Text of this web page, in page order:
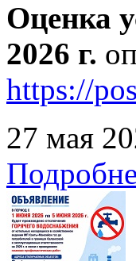
Оценка
2026 г.
https://
27 мая